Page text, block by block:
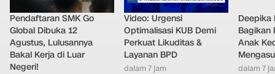
Pendaftaran SMK Go
Global Dibuka 12
Agustus, Lulusannya
Bakal Kerja di Luar
Negeri!
Video: Urgensi
Optimalisasi KUB Demi
Perkuat Likuditas &
Layanan BPD
dalam 7 jam
Deepika
Bagikan
Anak
dalam 7